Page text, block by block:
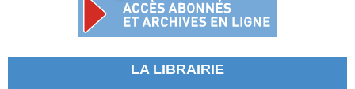
LA LIBRAIRIE